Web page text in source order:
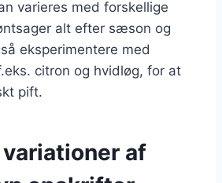
varieres med forskellige
alt efter sæson og
eksperimentere med
citron og hvidløg, for at
pift.
af